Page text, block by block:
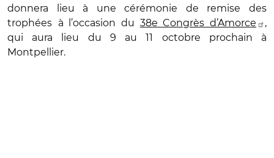
donnera lieu à une cérémonie de remise des
trophées à l’occasion du 38e Congrès d’Amorce
,
qui aura lieu du 9 au 11 octobre prochain à
Montpellier.